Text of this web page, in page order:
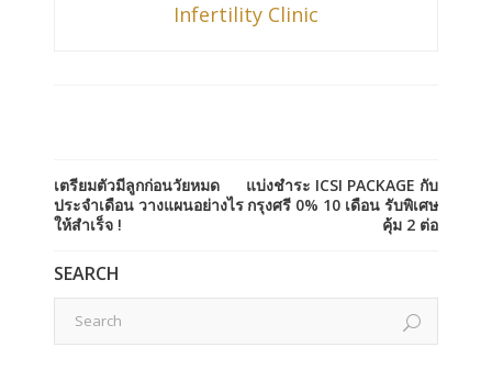
Infertility Clinic
เตรียมตัวมีลูกก่อนวัยหมด
ประจำเดือน วางแผนอย่างไร
ให้สำเร็จ !
แบ่งชำระ ICSI PACKAGE กับ
กรุงศรี 0% 10 เดือน รับพิเศษ
คุ้ม 2 ต่อ
SEARCH